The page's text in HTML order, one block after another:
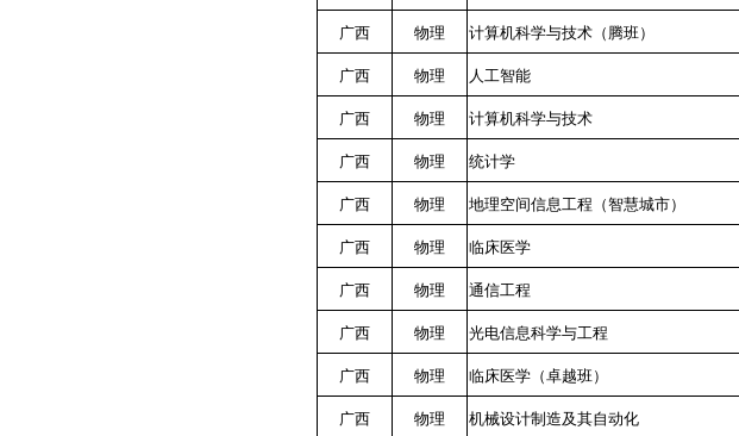
广西 物理 计算机科学与技术（腾班）
广西 物理 人工智能
广西 物理 计算机科学与技术
广西 物理 统计学
广西 物理 地理空间信息工程（智慧城市）
广西 物理 临床医学
广西 物理 通信工程
广西 物理 光电信息科学与工程
广西 物理 临床医学（卓越班）
广西 物理 机械设计制造及其自动化